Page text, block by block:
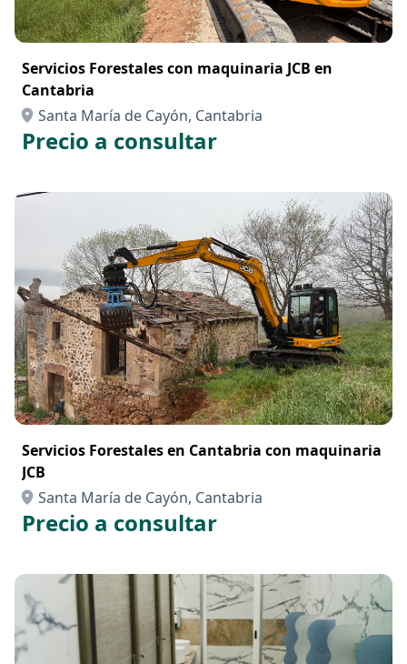
Servicios Forestales con maquinaria JCB en
Cantabria
Santa María de Cayón, Cantabria
Precio a consultar
Servicios Forestales en Cantabria con maquinaria
JCB
Santa María de Cayón, Cantabria
Precio a consultar